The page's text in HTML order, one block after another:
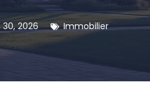
2026 Immobilier